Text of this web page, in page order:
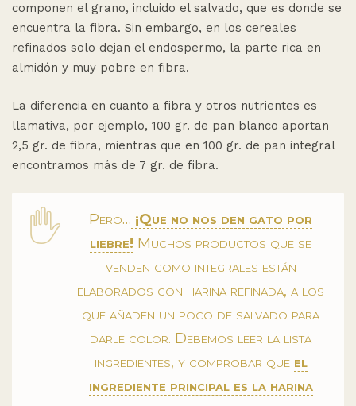
componen el grano, incluido el salvado, que es donde se
encuentra la fibra. Sin embargo, en los cereales
refinados solo dejan el endospermo, la parte rica en
almidón y muy pobre en fibra.
La diferencia en cuanto a fibra y otros nutrientes es
llamativa, por ejemplo, 100 gr. de pan blanco aportan
2,5 gr. de fibra, mientras que en 100 gr. de pan integral
encontramos más de 7 gr. de fibra.
Pero… ¡Que no nos den gato por
liebre! Muchos productos que se
venden como integrales están
elaborados con harina refinada, a los
que añaden un poco de salvado para
darle color. Debemos leer la lista
ingredientes, y comprobar que el
ingrediente principal es la harina